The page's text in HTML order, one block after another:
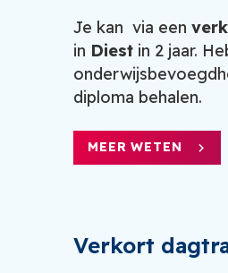
Je kan via een
in Diest in 2 jaar.
diploma behalen.
MEER WETEN
Verkort